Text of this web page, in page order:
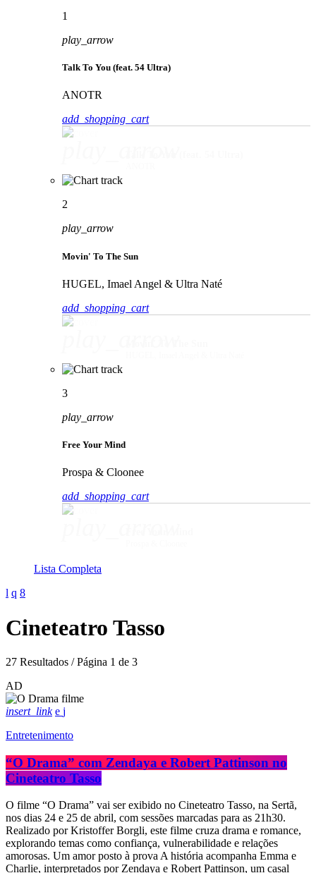
1
play_arrow
Talk To You (feat. 54 Ultra)
ANOTR
add_shopping_cart
2
play_arrow
Movin' To The Sun
HUGEL, Imael Angel & Ultra Naté
add_shopping_cart
3
play_arrow
Free Your Mind
Prospa & Cloonee
add_shopping_cart
Lista Completa
Cineteatro Tasso
27 Resultados / Página 1 de 3
AD
insert_link
Entretenimento
“O Drama” com Zendaya e Robert Pattinson no
Cineteatro Tasso
O filme “O Drama” vai ser exibido no Cineteatro Tasso, na Sertã,
nos dias 24 e 25 de abril, com sessões marcadas para as 21h30.
Realizado por Kristoffer Borgli, este filme cruza drama e romance,
explorando temas como confiança, vulnerabilidade e relações
amorosas. Um amor posto à prova A história acompanha Emma e
Charlie, interpretados por Zendaya e Robert Pattinson, um casal